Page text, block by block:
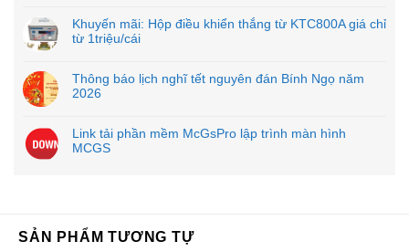
Khuyến mãi: Hộp điều khiển thắng từ KTC800A giá chỉ
từ 1triệu/cái
Thông báo lịch nghĩ tết nguyên đán Bính Ngọ năm
2026
Link tải phần mềm McGsPro lập trình màn hình
MCGS
SẢN PHẨM TƯƠNG TỰ